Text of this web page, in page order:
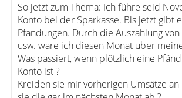
So jetzt zum Thema: Ich führe seid
Konto bei der Sparkasse. Bis jetzt gibt
Pfändungen. Durch die Auszahlung
usw. wäre ich diesen Monat über
Was passiert, wenn plötzlich eine
Konto ist ?
Kreiden sie mir vorherigen Umsätze